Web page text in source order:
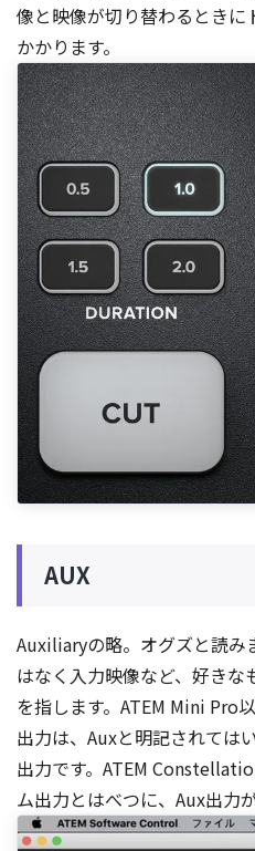
像と映像が切り替わるとき
かかります。
AUX
Auxiliaryの略。オグズと読み
はなく入力映像など、好きな
を指します。ATEM Mini Pro
出力は、Auxと明記されては
出力です。ATEM
ム出力とはべつに、Aux出力